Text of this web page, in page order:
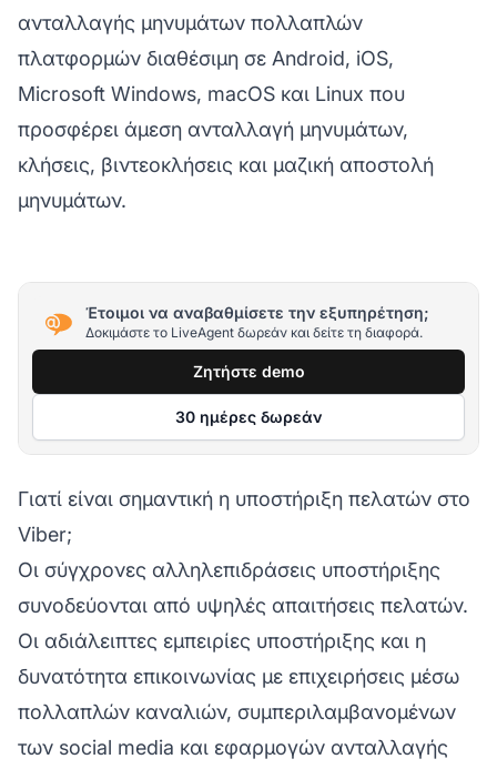
ανταλλαγής μηνυμάτων πολλαπλών
πλατφορμών διαθέσιμη σε Android, iOS,
Microsoft Windows, macOS και Linux που
προσφέρει άμεση ανταλλαγή μηνυμάτων,
κλήσεις, βιντεοκλήσεις και μαζική αποστολή
μηνυμάτων.
Έτοιμοι να αναβαθμίσετε την εξυπηρέτηση;
Δοκιμάστε το LiveAgent δωρεάν και δείτε τη διαφορά.
Ζητήστε demo
30 ημέρες δωρεάν
Γιατί είναι σημαντική η υποστήριξη πελατών στο
Viber;
Οι σύγχρονες αλληλεπιδράσεις υποστήριξης
συνοδεύονται από υψηλές απαιτήσεις πελατών.
Οι αδιάλειπτες εμπειρίες υποστήριξης και η
δυνατότητα επικοινωνίας με επιχειρήσεις μέσω
πολλαπλών καναλιών, συμπεριλαμβανομένων
των social media και εφαρμογών ανταλλαγής